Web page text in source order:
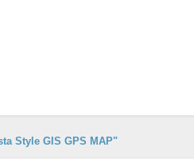
Style GIS GPS MAP"